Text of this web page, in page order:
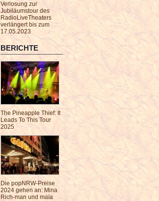
Verlosung zur
Jubiläumstour des
RadioLiveTheaters
verlängert bis zum
17.05.2023
BERICHTE
The Pineapple Thief: It
Leads To This Tour
2025
Die popNRW-Preise
2024 gehen an: Mina
Rich-man und maïa